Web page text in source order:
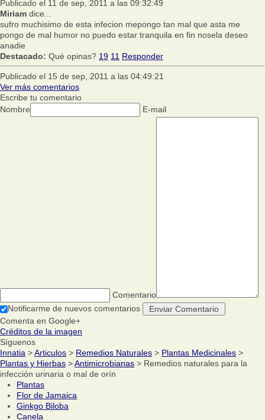
Publicado el 11 de sep, 2011 a las 09:32:49
Miriam dice...
sufro muchisimo de esta infecion mepongo tan mal que asta me
pongo de mal humor no puedo estar tranquila en fin nosela deseo
anadie
Destacado: Qué opinas? 19 11 Responder
Publicado el 15 de sep, 2011 a las 04:49:21
Ver más comentarios
Escribe tu comentario
Nombre
E-mail
Comentario
Notificarme de nuevos comentarios
Comenta en Google+
Créditos de la imagen
Síguenos
Innatia >Articulos > Remedios Naturales > Plantas Medicinales >
Plantas y Hierbas >Antimicrobianas > Remedios naturales para la
infección urinaria o mal de orín
Plantas
Flor de Jamaica
Ginkgo Biloba
Canela